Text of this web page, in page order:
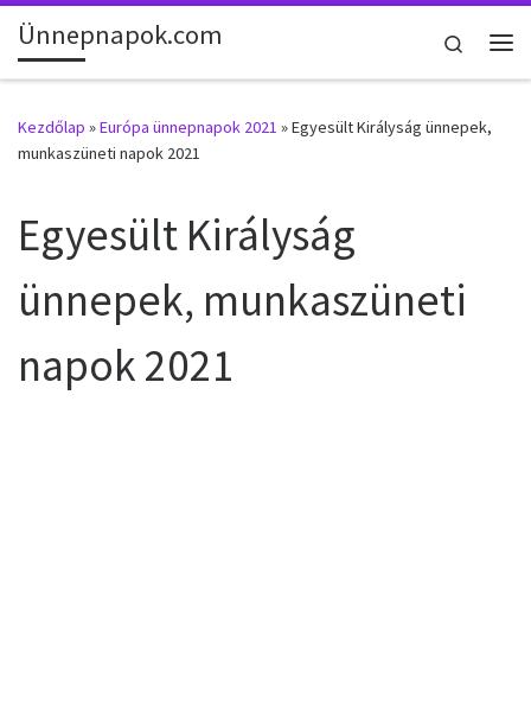
Skip to content
Ünnepnapok.com
Search
Kezdőlap »Európa ünnepnapok 2021 »Egyesült Királyság ünnepek,
munkaszüneti napok 2021
Egyesült Királyság
ünnepek, munkaszüneti
napok 2021